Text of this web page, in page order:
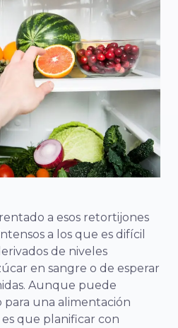
a esos retortijones
a los que es difícil
de niveles
en sangre o de esperar
Aunque puede
una alimentación
que planificar con